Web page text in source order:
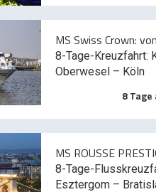
MS Swiss Crown:
8-Tage-Kreuzfahrt:
Oberwesel – Köln
8 Tage
MS ROUSSE
8-Tage-
Esztergom –